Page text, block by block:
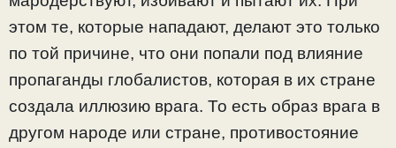
этом те, которые нападают, делают это только
по той причине, что они попали под влияние
пропаганды глобалистов, которая в их стране
создала иллюзию врага. То есть образ врага в
другом народе или стране, противостояние